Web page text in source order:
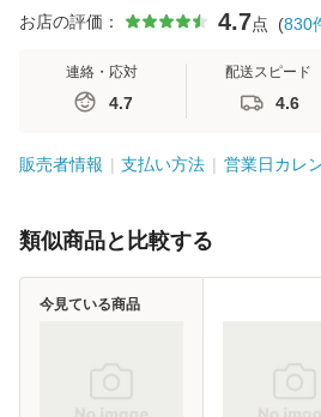
お店の評価： 4.7点 (830
連絡・応対
4.7
配送スピード
4.6
販売者情報 支払い方法 営業日カレ
類似商品と比較する
今見ている商品